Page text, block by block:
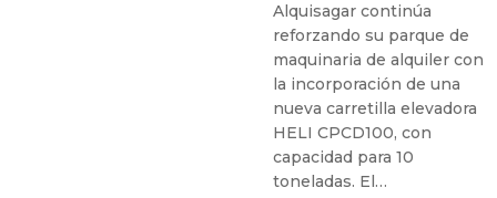
Alquisagar continúa
reforzando su parque de
maquinaria de alquiler con
la incorporación de una
nueva carretilla elevadora
HELI CPCD100, con
capacidad para 10
toneladas. El…